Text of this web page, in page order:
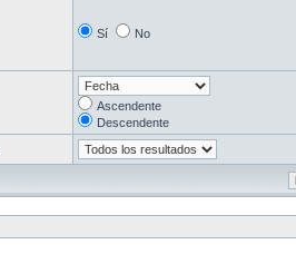
Sí No
Ascendente
Descendente